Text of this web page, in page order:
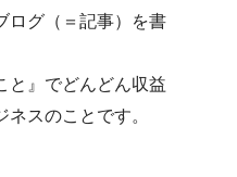
ログ（＝記事）を書
と』でどんどん収益
スのことです。